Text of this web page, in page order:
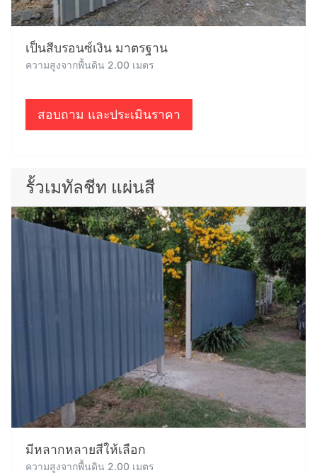
เป็นสีบรอนซ์เงิน มาตรฐาน
ความสูงจากพื้นดิน 2.00 เมตร
สอบถาม และประเมินราคา
รั้วเมทัลชีท แผ่นสี
มีหลากหลายสีให้เลือก
ความสูงจากพื้นดิน 2.00 เมตร